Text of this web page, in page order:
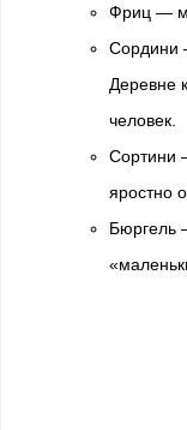
Фриц —
Сордини
Деревне
человек.
Сортини
яростно
Бюргель